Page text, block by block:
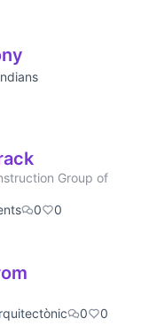
Group of
0 0
participant
0 0